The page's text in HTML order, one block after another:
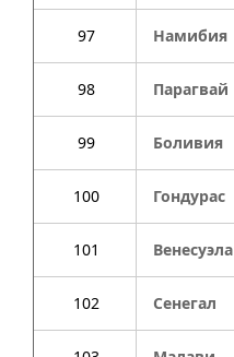
97 Намибия
98 Парагвай
99 Боливия
100 Гондурас
101 Венесуэла
102 Сенегал